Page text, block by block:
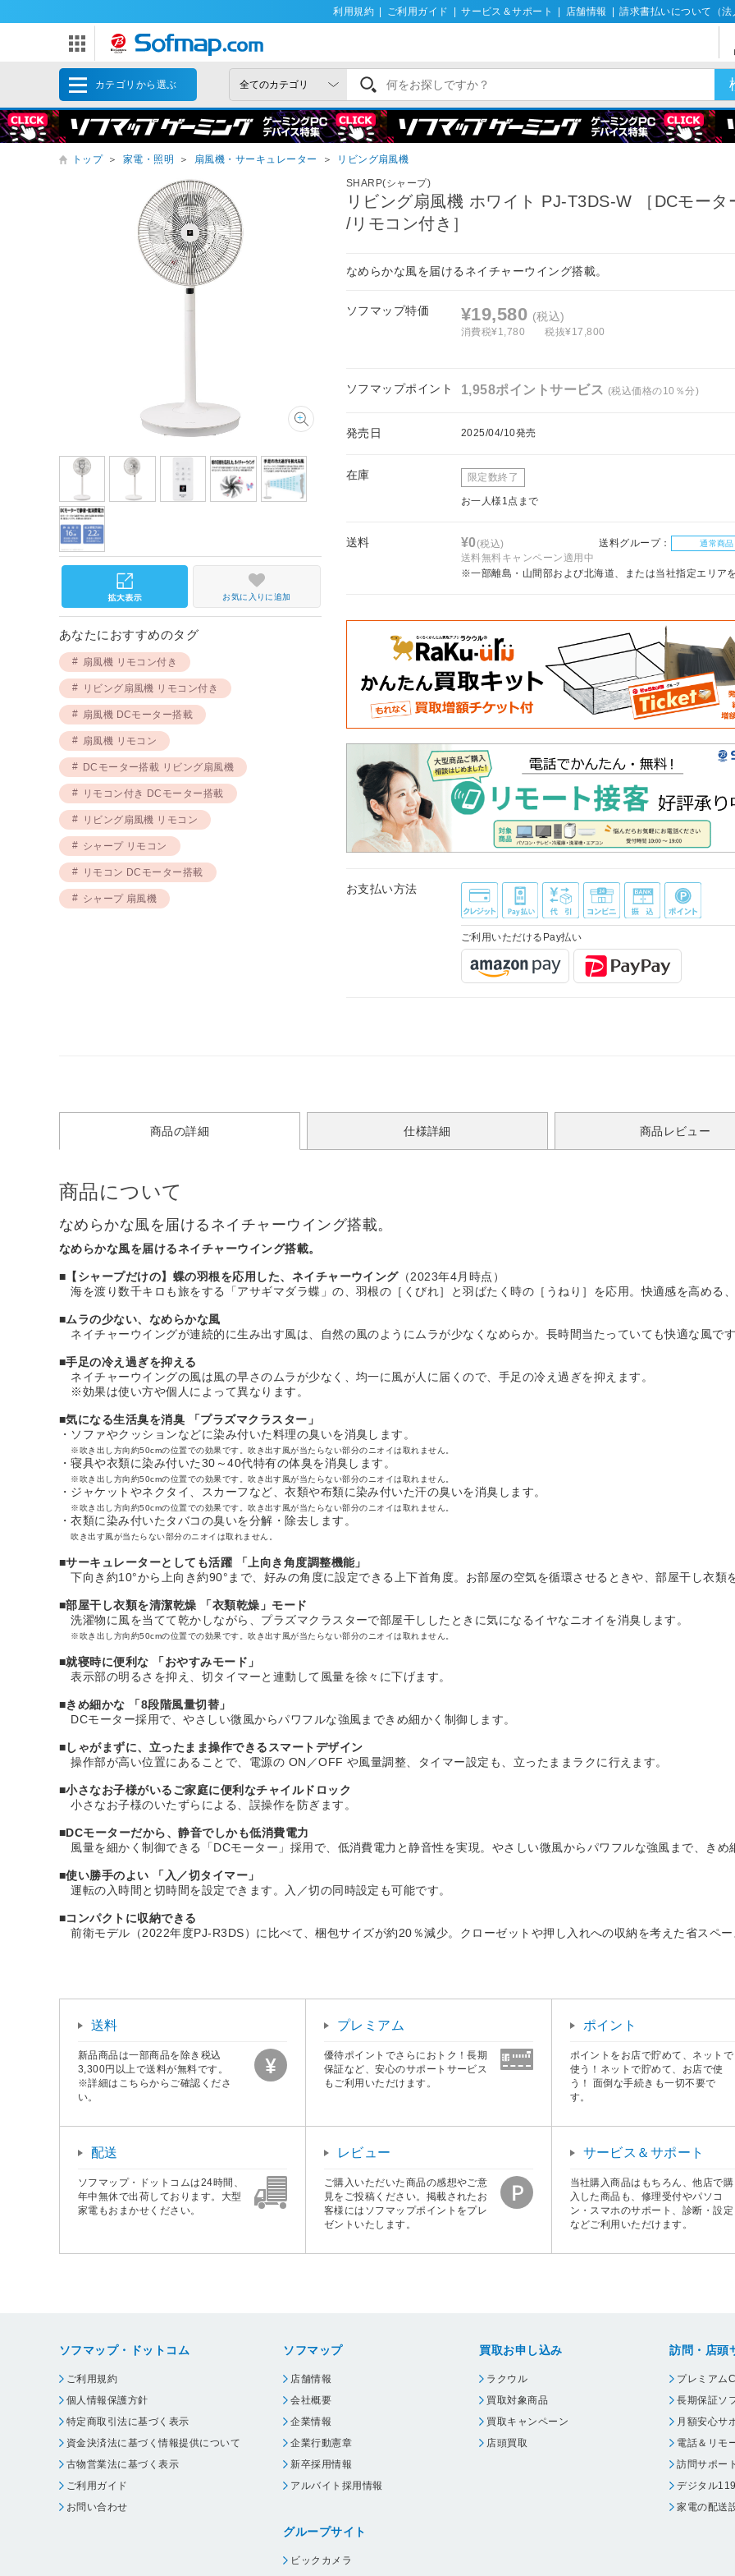
利用規約 ご利用ガイド サービス＆サポート 店舗情報 請求書払いについて（法
カテゴリから選ぶ
トップ ＞ 家電・照明 ＞ 扇風機・サーキュレーター ＞ リビング扇風機
SHARP(シャープ)
リビング扇風機 ホワイト PJ-T3DS-W ［DCモータ
/リモコン付き］
なめらかな風を届けるネイチャーウイング搭載。
ソフマップ特価 ¥19,580 (税込)
消費税¥1,780 税抜¥17,800
ソフマップポイント 1,958ポイントサービス (税込価格の10％分)
発売日 2025/04/10発売
在庫 限定数終了
お一人様1点まで
送料 ¥0(税込) 送料グループ： 通常商品
送料無料キャンペーン適用中
※一部離島・山間部および北海道、または当社指定エリア
お支払い方法
ご利用いただけるPay払い
お気に入りに追加
あなたにおすすめのタグ
扇風機 リモコン付き
リビング扇風機 リモコン付き
扇風機 DCモーター搭載
扇風機 リモコン
DCモーター搭載 リビング扇風機
リモコン付き DCモーター搭載
リビング扇風機 リモコン
シャープ リモコン
リモコン DCモーター搭載
シャープ 扇風機
商品の詳細 仕様詳細 商品レビュー
商品について
なめらかな風を届けるネイチャーウイング搭載。
なめらかな風を届けるネイチャーウイング搭載。
■ 【シャープだけの】蝶の羽根を応用した、ネイチャーウイング（2023年4月時点）
海を渡り数千キロも旅をする「アサギマダラ蝶」の、羽根の［くびれ］と羽ばたく時の［うねり］を応用。快適感を高める
■ムラの少ない、なめらかな風
ネイチャーウイングが連続的に生み出す風は、自然の風のようにムラが少なくなめらか。長時間当たっていても快適な風です
■手足の冷え過ぎを抑える
ネイチャーウイングの風は風の早さのムラが少なく、均一に風が人に届くので、手足の冷え過ぎを抑えます。
※効果は使い方や個人によって異なります。
■気になる生活臭を消臭 「プラズマクラスター」
・ソファやクッションなどに染み付いた料理の臭いを消臭します。
※吹き出し方向約50cmの位置での効果です。吹き出す風が当たらない部分のニオイは取れません。
・寝具や衣類に染み付いた30～40代特有の体臭を消臭します。
※吹き出し方向約50cmの位置での効果です。吹き出す風が当たらない部分のニオイは取れません。
・ジャケットやネクタイ、スカーフなど、衣類や布類に染み付いた汗の臭いを消臭します。
※吹き出し方向約50cmの位置での効果です。吹き出す風が当たらない部分のニオイは取れません。
・衣類に染み付いたタバコの臭いを分解・除去します。
吹き出す風が当たらない部分のニオイは取れません。
■サーキュレーターとしても活躍 「上向き角度調整機能」
下向き約10°から上向き約90°まで、好みの角度に設定できる上下首角度。お部屋の空気を循環させるときや、部屋干し衣類
■部屋干し衣類を清潔乾燥 「衣類乾燥」モード
洗濯物に風を当てて乾かしながら、プラズマクラスターで部屋干ししたときに気になるイヤなニオイを消臭します。
※吹き出し方向約50cmの位置での効果です。吹き出す風が当たらない部分のニオイは取れません。
■就寝時に便利な 「おやすみモード」
表示部の明るさを抑え、切タイマーと連動して風量を徐々に下げます。
■きめ細かな 「8段階風量切替」
DCモーター採用で、やさしい微風からパワフルな強風まできめ細かく制御します。
■しゃがまずに、立ったまま操作できるスマートデザイン
操作部が高い位置にあることで、電源の ON／OFF や風量調整、タイマー設定も、立ったままラクに行えます。
■小さなお子様がいるご家庭に便利なチャイルドロック
小さなお子様のいたずらによる、誤操作を防ぎます。
■DCモーターだから、静音でしかも低消費電力
風量を細かく制御できる「DCモーター」採用で、低消費電力と静音性を実現。やさしい微風からパワフルな強風まで、きめ
■使い勝手のよい 「入／切タイマー」
運転の入時間と切時間を設定できます。入／切の同時設定も可能です。
■コンパクトに収納できる
前衛モデル（2022年度PJ-R3DS）に比べて、梱包サイズが約20％減少。クローゼットや押し入れへの収納を考えた省スペー
送料
新品商品は一部商品を除き税込
3,300円以上で送料が無料です。
※詳細はこちらからご確認くださ
い。
プレミアム
優待ポイントでさらにおトク！長期
保証など、安心のサポートサービス
もご利用いただけます。
ポイント
ポイントをお店で貯めて、ネットで
使う！ネットで貯めて、お店で使
う！ 面倒な手続きも一切不要で
す。
配送
ソフマップ・ドットコムは24時間、
年中無休で出荷しております。大型
家電もおまかせください。
レビュー
ご購入いただいた商品の感想やご意
見をご投稿ください。掲載されたお
客様にはソフマップポイントをプレ
ゼントいたします。
サービス＆サポート
当社購入商品はもちろん、他店で購
入した商品も、修理受付やパソコ
ン・スマホのサポート、診断・設定
などご利用いただけます。
ソフマップ・ドットコム
ご利用規約
個人情報保護方針
特定商取引法に基づく表示
資金決済法に基づく情報提供について
古物営業法に基づく表示
ご利用ガイド
お問い合わせ
ソフマップ
店舗情報
会社概要
企業情報
企業行動憲章
新卒採用情報
アルバイト採用情報
グループサイト
ビックカメラ
買取お申し込み
ラクウル
買取対象商品
買取キャンペーン
店頭買取
訪問・店頭
プレミアム
長期保証ソ
月額安心サ
電話＆リモ
訪問サポート
デジタル119
家電の配送